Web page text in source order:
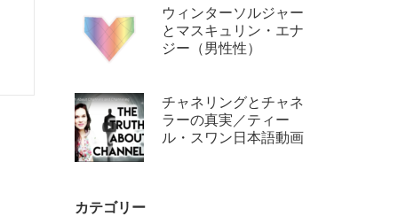
ウィンターソルジャー
とマスキュリン・エナ
ジー（男性性）
チャネリングとチャネ
ラーの真実／ティー
ル・スワン日本語動画
カテゴリー